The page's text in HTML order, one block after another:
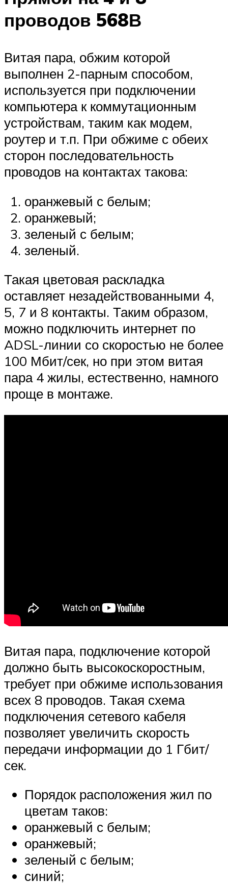
проводов 568В
Витая пара, обжим которой
выполнен 2-парным способом,
используется при подключении
компьютера к коммутационным
устройствам, таким как модем,
роутер и т.п. При обжиме с обеих
сторон последовательность
проводов на контактах такова:
оранжевый с белым;
оранжевый;
зеленый с белым;
зеленый.
Такая цветовая раскладка
оставляет незадействованными 4,
5, 7 и 8 контакты. Таким образом,
можно подключить интернет по
ADSL-линии со скоростью не более
100 Мбит/сек, но при этом витая
пара 4 жилы, естественно, намного
проще в монтаже.
Витая пара, подключение которой
должно быть высокоскоростным,
требует при обжиме использования
всех 8 проводов. Такая схема
подключения сетевого кабеля
позволяет увеличить скорость
передачи информации до 1 Гбит/
сек.
Порядок расположения жил по
цветам таков:
оранжевый с белым;
оранжевый;
зеленый с белым;
синий;